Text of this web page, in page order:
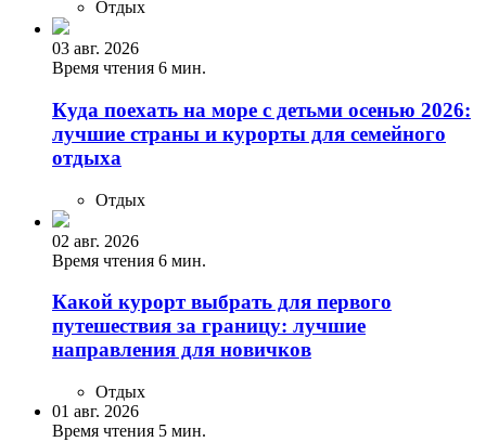
Отдых
03 авг. 2026
Время чтения 6 мин.
Куда поехать на море с детьми осенью 2026:
лучшие страны и курорты для семейного
отдыха
Отдых
02 авг. 2026
Время чтения 6 мин.
Какой курорт выбрать для первого
путешествия за границу: лучшие
направления для новичков
Отдых
01 авг. 2026
Время чтения 5 мин.